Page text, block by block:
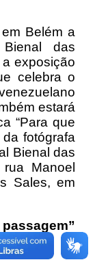
Belém a
das
exposição
celebra o
estará
“Para que
fotógrafa
Bienal das
Manoel
Sales, em